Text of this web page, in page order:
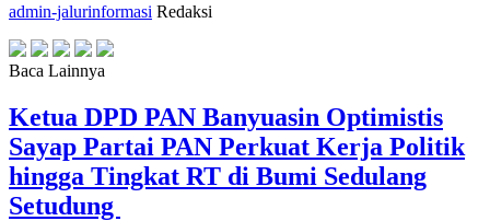
admin-jalurinformasi Redaksi
Baca Lainnya
Ketua DPD PAN Banyuasin Optimistis
Sayap Partai PAN Perkuat Kerja Politik
hingga Tingkat RT di Bumi Sedulang
Setudung